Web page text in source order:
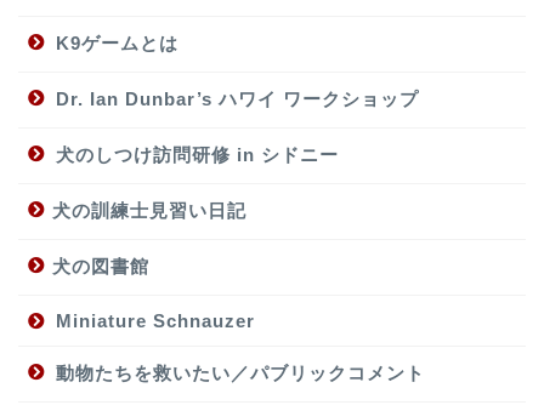
K9ゲームとは
Dr. Ian Dunbar’s ハワイ ワークショップ
犬のしつけ訪問研修 in シドニー
犬の訓練士見習い日記
犬の図書館
Miniature Schnauzer
動物たちを救いたい／パブリックコメント